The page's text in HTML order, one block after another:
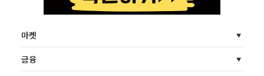
마켓
금융